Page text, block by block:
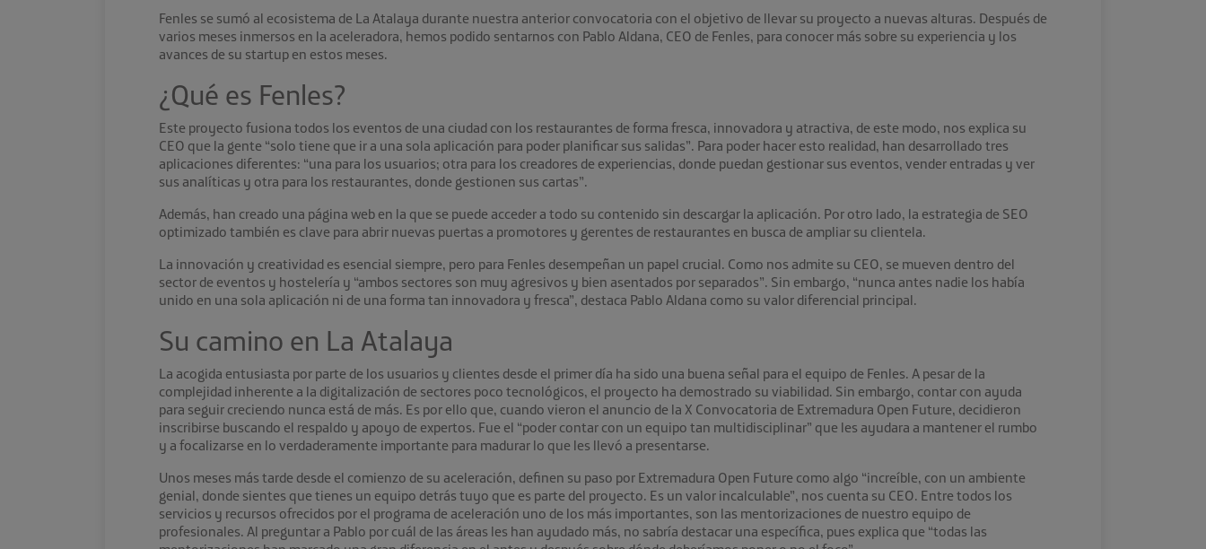
Fenles se sumó al ecosistema de La Atalaya durante nuestra anterior convocatoria con el objetivo de llevar su proyecto a nuevas alturas. Después de
varios meses inmersos en la aceleradora, hemos podido sentarnos con Pablo Aldana, CEO de Fenles, para conocer más sobre su experiencia y los
avances de su startup en estos meses.
¿Qué es Fenles?
Este proyecto fusiona todos los eventos de una ciudad con los restaurantes de forma fresca, innovadora y atractiva, de este modo, nos explica su
CEO que la gente “solo tiene que ir a una sola aplicación para poder planificar sus salidas”. Para poder hacer esto realidad, han desarrollado tres
aplicaciones diferentes: “una para los usuarios; otra para los creadores de experiencias, donde puedan gestionar sus eventos, vender entradas y ver
sus analíticas y otra para los restaurantes, donde gestionen sus cartas”.
Además, han creado una página web en la que se puede acceder a todo su contenido sin descargar la aplicación. Por otro lado, la estrategia de SEO
optimizado también es clave para abrir nuevas puertas a promotores y gerentes de restaurantes en busca de ampliar su clientela.
La innovación y creatividad es esencial siempre, pero para Fenles desempeñan un papel crucial. Como nos admite su CEO, se mueven dentro del
sector de eventos y hostelería y “ambos sectores son muy agresivos y bien asentados por separados”. Sin embargo, “nunca antes nadie los había
unido en una sola aplicación ni de una forma tan innovadora y fresca”, destaca Pablo Aldana como su valor diferencial principal.
Su camino en La Atalaya
La acogida entusiasta por parte de los usuarios y clientes desde el primer día ha sido una buena señal para el equipo de Fenles. A pesar de la
complejidad inherente a la digitalización de sectores poco tecnológicos, el proyecto ha demostrado su viabilidad. Sin embargo, contar con ayuda
para seguir creciendo nunca está de más. Es por ello que, cuando vieron el anuncio de la X Convocatoria de Extremadura Open Future, decidieron
inscribirse buscando el respaldo y apoyo de expertos. Fue el “poder contar con un equipo tan multidisciplinar” que les ayudara a mantener el rumbo
y a focalizarse en lo verdaderamente importante para madurar lo que les llevó a presentarse.
Unos meses más tarde desde el comienzo de su aceleración, definen su paso por Extremadura Open Future como algo “increíble, con un ambiente
genial, donde sientes que tienes un equipo detrás tuyo que es parte del proyecto. Es un valor incalculable”, nos cuenta su CEO. Entre todos los
servicios y recursos ofrecidos por el programa de aceleración uno de los más importantes, son las mentorizaciones de nuestro equipo de
profesionales. Al preguntar a Pablo por cuál de las áreas les han ayudado más, no sabría destacar una específica, pues explica que “todas las